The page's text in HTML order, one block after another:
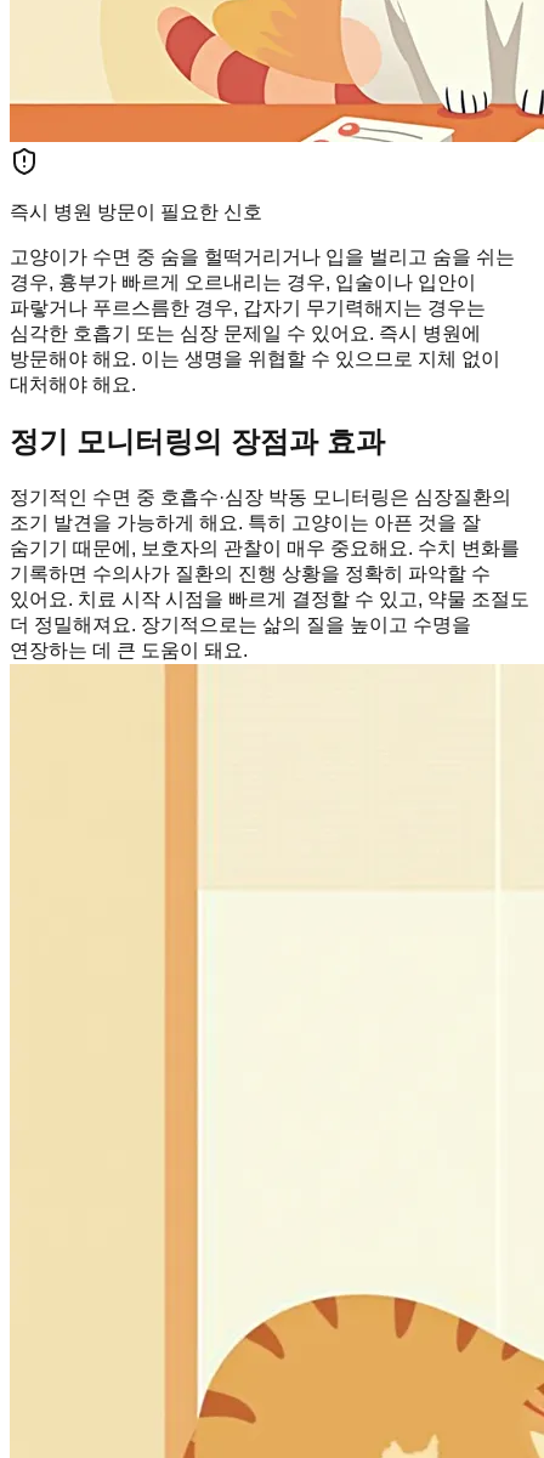
즉시 병원 방문이 필요한 신호
고양이가 수면 중 숨을 헐떡거리거나 입을 벌리고 숨을 쉬는
경우, 흉부가 빠르게 오르내리는 경우, 입술이나 입안이
파랗거나 푸르스름한 경우, 갑자기 무기력해지는 경우는
심각한 호흡기 또는 심장 문제일 수 있어요. 즉시 병원에
방문해야 해요. 이는 생명을 위협할 수 있으므로 지체 없이
대처해야 해요.
정기 모니터링의 장점과 효과
정기적인 수면 중 호흡수·심장 박동 모니터링은 심장질환의
조기 발견을 가능하게 해요. 특히 고양이는 아픈 것을 잘
숨기기 때문에, 보호자의 관찰이 매우 중요해요. 수치 변화를
기록하면 수의사가 질환의 진행 상황을 정확히 파악할 수
있어요. 치료 시작 시점을 빠르게 결정할 수 있고, 약물 조절도
더 정밀해져요. 장기적으로는 삶의 질을 높이고 수명을
연장하는 데 큰 도움이 돼요.